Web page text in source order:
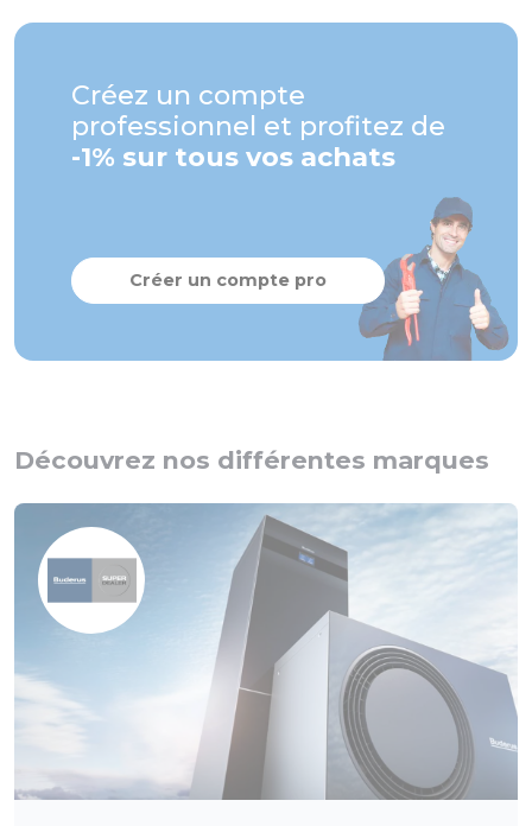
Créez un compte
professionnel et profitez de
-1% sur tous vos achats
Créer un compte pro
Découvrez nos différentes marques